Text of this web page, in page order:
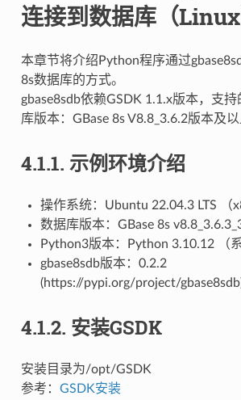
连接到数据库（Linux
本章节将介绍Python程序通过
8s数据库的方式。
gbase8sdb依赖GSDK 1.1.x版本，支持
库版本：GBase 8s V8.8_3.6.2版本及以
4.1.1. 示例环境介绍
操作系统：Ubuntu 22.04.3 LTS （
数据库版本：GBase 8s
Python3版本：Python 3.10.12 （
gbase8sdb版本：0.2.2
(https://pypi.org/project/
4.1.2. 安装GSDK
安装目录为/opt/GSDK
参考： GSDK安装